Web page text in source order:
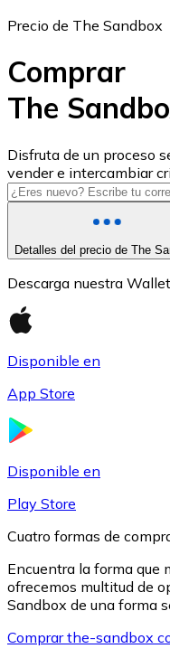
USD Coin
USDC
Precio de The Sandbox
Comprar
The
Disfruta de un proceso
vender e intercambiar
Detalles del precio de The
Descarga nuestra
Disponible en
App Store
Disponible en
Play Store
Cuatro formas de
Encuentra la forma que
ofrecemos multitud de
Sandbox de una forma
Comprar the-sandbox